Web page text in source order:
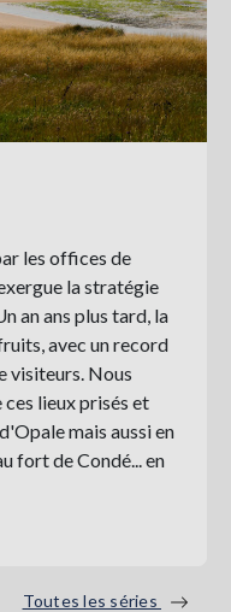
les offices de
la stratégie
an ans plus tard, la
avec un record
visiteurs. Nous
lieux prisés et
mais aussi en
fort de Condé... en
Toutes les séries